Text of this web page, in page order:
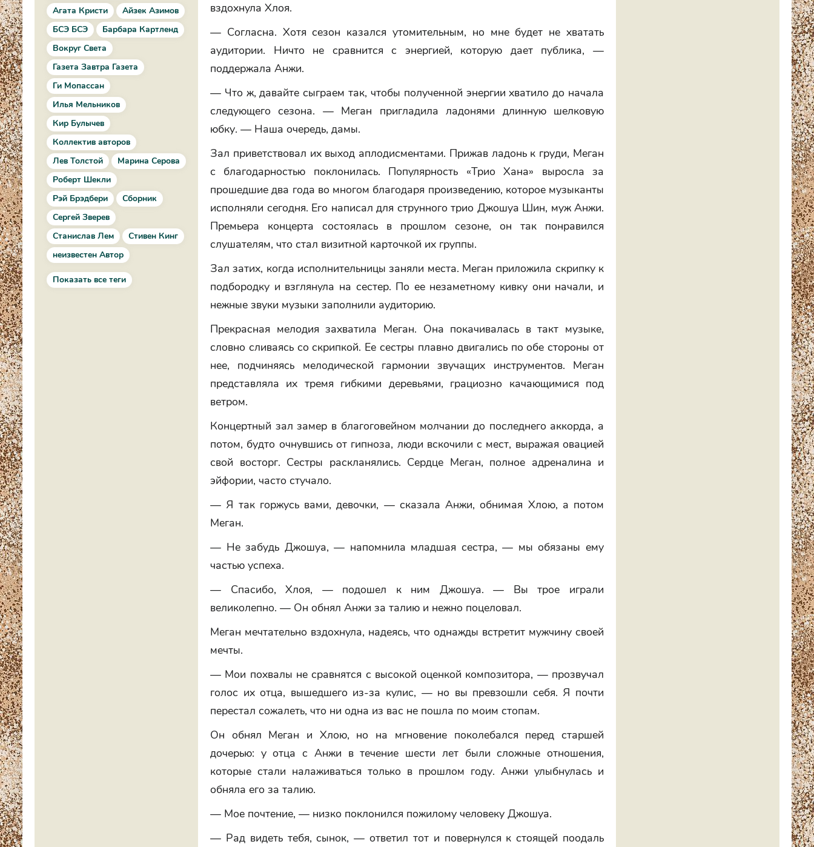
Агата Кристи
Айзек Азимов
БСЭ БСЭ
Барбара Картленд
Вокруг Света
Газета Завтра Газета
Ги Мопассан
Илья Мельников
Кир Булычев
Коллектив авторов
Лев Толстой
Марина Серова
Роберт Шекли
Рэй Брэдбери
Сборник
Сергей Зверев
Станислав Лем
Стивен Кинг
неизвестен Автор
Показать все теги
вздохнула Хлоя.
— Согласна. Хотя сезон казался утомительным, но мне будет не хватать
аудитории. Ничто не сравнится с энергией, которую дает публика, —
поддержала Анжи.
— Что ж, давайте сыграем так, чтобы полученной энергии хватило до начала
следующего сезона. — Меган пригладила ладонями длинную шелковую
юбку. — Наша очередь, дамы.
Зал приветствовал их выход аплодисментами. Прижав ладонь к груди, Меган
с благодарностью поклонилась. Популярность «Трио Хана» выросла за
прошедшие два года во многом благодаря произведению, которое музыканты
исполняли сегодня. Его написал для струнного трио Джошуа Шин, муж Анжи.
Премьера концерта состоялась в прошлом сезоне, он так понравился
слушателям, что стал визитной карточкой их группы.
Зал затих, когда исполнительницы заняли места. Меган приложила скрипку к
подбородку и взглянула на сестер. По ее незаметному кивку они начали, и
нежные звуки музыки заполнили аудиторию.
Прекрасная мелодия захватила Меган. Она покачивалась в такт музыке,
словно сливаясь со скрипкой. Ее сестры плавно двигались по обе стороны от
нее, подчиняясь мелодической гармонии звучащих инструментов. Меган
представляла их тремя гибкими деревьями, грациозно качающимися под
ветром.
Концертный зал замер в благоговейном молчании до последнего аккорда, а
потом, будто очнувшись от гипноза, люди вскочили с мест, выражая овацией
свой восторг. Сестры раскланялись. Сердце Меган, полное адреналина и
эйфории, часто стучало.
— Я так горжусь вами, девочки, — сказала Анжи, обнимая Хлою, а потом
Меган.
— Не забудь Джошуа, — напомнила младшая сестра, — мы обязаны ему
частью успеха.
— Спасибо, Хлоя, — подошел к ним Джошуа. — Вы трое играли
великолепно. — Он обнял Анжи за талию и нежно поцеловал.
Меган мечтательно вздохнула, надеясь, что однажды встретит мужчину своей
мечты.
— Мои похвалы не сравнятся с высокой оценкой композитора, — прозвучал
голос их отца, вышедшего из-за кулис, — но вы превзошли себя. Я почти
перестал сожалеть, что ни одна из вас не пошла по моим стопам.
Он обнял Меган и Хлою, но на мгновение поколебался перед старшей
дочерью: у отца с Анжи в течение шести лет были сложные отношения,
которые стали налаживаться только в прошлом году. Анжи улыбнулась и
обняла его за талию.
— Мое почтение, — низко поклонился пожилому человеку Джошуа.
— Рад видеть тебя, сынок, — ответил тот и повернулся к стоящей поодаль